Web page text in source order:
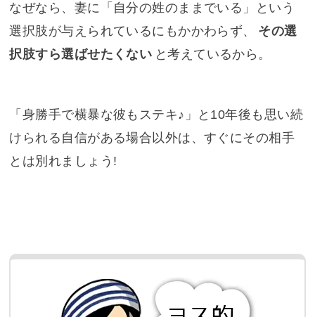
なぜなら、妻に「自分の姓のままでいる」という
選択肢が与えられているにもかかわらず、
その選
択肢すら選ばせたくない と考えているから。
「身勝手で横暴な彼もステキ♪」と10年後も思い続
けられる自信がある場合以外は、すぐにその相手
とは別れましょう!